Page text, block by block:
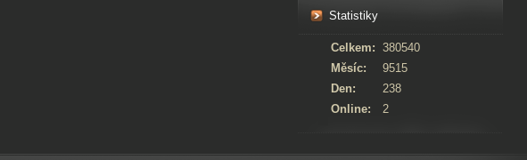
Statistiky
Online: 2
Celkem: 380540
Měsíc:
9515
Den:
238